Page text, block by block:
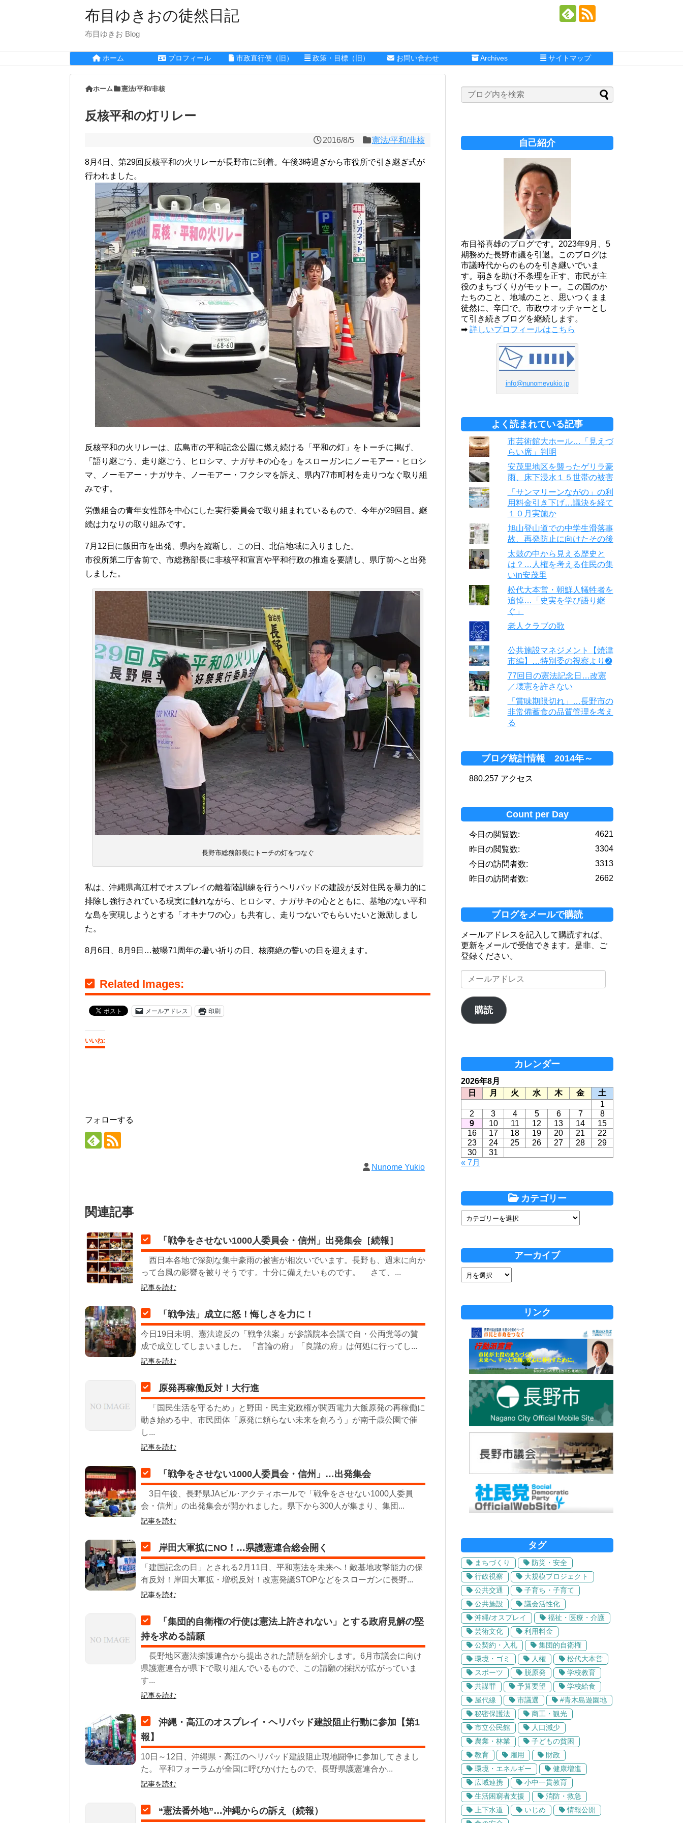
布目ゆきおの徒然日記
布目ゆきお Blog
ホーム プロフィール 市政直行便（旧） 政策・目標（旧） お問い合わせ Archives サイトマップ
ホーム 憲法/平和/非核
反核平和の灯リレー
2016/8/5 憲法/平和/非核
8月4日、第29回反核平和の火リレーが長野市に到着。午後3時過ぎから市役所で引き継ぎ式が
行われました。
反核平和の火リレーは、広島市の平和記念公園に燃え続ける「平和の灯」をトーチに掲げ、
「語り継ごう、走り継ごう、ヒロシマ、ナガサキの心を」をスローガンにノーモアー・ヒロシ
マ、ノーモアー・ナガサキ、ノーモアー・フクシマを訴え、県内77市町村を走りつなぐ取り組
みです。
労働組合の青年女性部を中心にした実行委員会で取り組まれているもので、今年が29回目。継
続は力なりの取り組みです。
7月12日に飯田市を出発、県内を縦断し、この日、北信地域に入りました。
市役所第二庁舎前で、市総務部長に非核平和宣言や平和行政の推進を要請し、県庁前へと出発
しました。
長野市総務部長にトーチの灯をつなぐ
私は、沖縄県高江村でオスプレイの離着陸訓練を行うヘリパッドの建設が反対住民を暴力的に
排除し強行されている現実に触れながら、ヒロシマ、ナガサキの心とともに、基地のない平和
な島を実現しようとする「オキナワの心」も共有し、走りつないでもらいたいと激励しまし
た。
8月6日、8月9日…被曝71周年の暑い祈りの日、核廃絶の誓いの日を迎えます。
Related Images:
メールアドレス 印刷
いいね:
フォローする
Nunome Yukio
関連記事
「戦争をさせない1000人委員会・信州」出発集会［続報］
西日本各地で深刻な集中豪雨の被害が相次いでいます。長野も、週末に向か
って台風の影響を被りそうです。十分に備えたいものです。 さて、...
記事を読む
「戦争法」成立に怒！悔しさを力に！
今日19日未明、憲法違反の「戦争法案」が参議院本会議で自・公両党等の賛
成で成立してしまいました。 「言論の府」「良識の府」は何処に行ってし...
記事を読む
原発再稼働反対！大行進
「国民生活を守るため」と野田・民主党政権が関西電力大飯原発の再稼働に
動き始める中、市民団体「原発に頼らない未来を創ろう」が南千歳公園で催
し...
記事を読む
「戦争をさせない1000人委員会・信州」…出発集会
3日午後、長野県JAビル･アクティホールで「戦争をさせない1000人委員
会・信州」の出発集会が開かれました。県下から300人が集まり、集団...
記事を読む
岸田大軍拡にNO！…県護憲連合総会開く
「建国記念の日」とされる2月11日、平和憲法を未来へ！敵基地攻撃能力の保
有反対！岸田大軍拡・増税反対！改憲発議STOPなどをスローガンに長野...
記事を読む
「集団的自衛権の行使は憲法上許されない」とする政府見解の堅
持を求める請願
長野地区憲法擁護連合から提出された請願を紹介します。6月市議会に向け
県護憲連合が県下で取り組んでいるもので、この請願の採択が広がっていま
す...
記事を読む
沖縄・高江のオスプレイ・ヘリパッド建設阻止行動に参加【第1
報】
10日～12日、沖縄県・高江のヘリパッド建設阻止現地闘争に参加してきまし
た。 平和フォーラムが全国に呼びかけたもので、長野県護憲連合か...
記事を読む
“憲法番外地”…沖縄からの訴え（続報）
自己紹介
布目裕喜雄のブログです。2023年9月、5
期務めた長野市議を引退。このブログは
市議時代からのものを引き継いでいま
す。弱きを助け不条理を正す、市民が主
役のまちづくりがモットー。この国のか
たちのこと、地域のこと、思いつくまま
徒然に、辛口で。市政ウオッチャーとし
て引き続きブログを継続します。
➡ 詳しいプロフィールはこちら
info@nunomeyukio.jp
よく読まれている記事
市芸術館大ホール…「見えづ
らい席」判明
安茂里地区を襲ったゲリラ豪
雨、床下浸水１５世帯の被害
「サンマリーンながの」の利
用料金引き下げ…議決を経て
１０月実施か
旭山登山道での中学生滑落事
故、再発防止に向けたその後
太鼓の中から見える歴史と
は？…人権を考える住民の集
いin安茂里
松代大本営・朝鮮人犠牲者を
追悼…「史実を学び語り継
ぐ」
老人クラブの歌
公共施設マネジメント【焼津
市編】…特別委の視察より➋
77回目の憲法記念日…改憲
／壊憲を許さない
「賞味期限切れ」…長野市の
非常備蓄食の品質管理を考え
る
ブログ統計情報 2014年～
880,257 アクセス
Count per Day
4621
今日の閲覧数:
3304
昨日の閲覧数:
3313
今日の訪問者数:
2662
昨日の訪問者数:
ブログをメールで購読
メールアドレスを記入して購読すれば、
更新をメールで受信できます。是非、ご
登録ください。
メ
ー
ア
ド
購読
カレンダー
2026年8月
日
月 火 水 木 金
土
1
2
3 4 5 6 7
8
9
10 11 12 13 14
15
16
17 18 19 20 21
22
23
24 25 26 27 28
29
30
31
« 7月
カテゴリー
アーカイブ
リンク
タグ
まちづくり
防災・安全
行政視察
大規模プロジェクト
公共交通
子育ち・子育て
公共施設
議会活性化
沖縄/オスプレイ
福祉・医療・介護
芸術文化
利用料金
公契約・入札
集団的自衛権
環境・ゴミ
人権
松代大本営
スポーツ
脱原発
学校教育
共謀罪
予算要望
学校給食
屋代線
市議選
#青木島遊園地
秘密保護法
商工・観光
市立公民館
人口減少
農業・林業
子どもの貧困
教育
雇用
財政
環境・エネルギー
健康増進
広域連携
小中一貫教育
生活困窮者支援
消防・救急
上下水道
いじめ
情報公開